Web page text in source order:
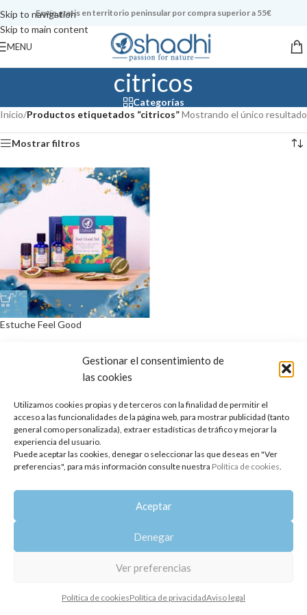
Gestionar el consentimiento de
las cookies
Utilizamos cookies propias y de terceros con la finalidad de permitir el
acceso a las funcionalidades de la página web, para mostrar publicidad (tanto
general como personalizada), extraer estadísticas de tráfico y mejorar la
experiencia del usuario.
Puede aceptar las cookies, denegar o seleccionar las que deseas en "Ver
preferencias", para más información consulte nuestra Política de cookies.
Aceptar
Denegar
Ver preferencias
Política de cookiesPolítica de privacidadAviso legal
Skip to navigation
Skip to main content
Envío gratis en territorio peninsular por compra superior a 55€
MENU
citricos
Categorías
Inicio/Productos etiquetados “citricos”Mostrando el único resultado
Mostrar filtros
Estuche Feel Good
Copyright 2014-2025
Política de privacidad Aviso legal | Política de cookies